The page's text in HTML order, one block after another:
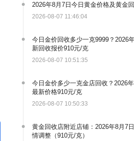
2026年8月7日今日黄金价格及黄金
2026-08-07 11:46:04
今日金价回收多少一克9999？2026
新回收报价910元/克
2026-08-07 10:51:35
今日金价多少一克金店回收？2026
最新价格910元/克
2026-08-07 10:50:33
黄金回收店附近店铺：2026年8月7
情调整（910元/克）